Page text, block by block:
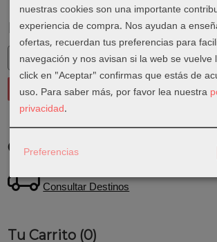
Marcas
Costes de Envío
Consultar Destinos
Tu Carrito (0)
nuestras cookies son una importante
experiencia de compra. Nos ayudan a
ofertas, recuerdan tus preferencias para
navegación y nos avisan si la web se vuelve
click en "Aceptar" confirmas que estás de
uso. Para saber más, por favor lea nuestra
privacidad.
Preferencias